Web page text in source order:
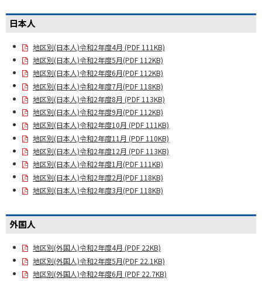
日本人
地区別(日本人)令和2年度4月 (PDF 111KB)
地区別(日本人)令和2年度5月(PDF 112KB)
地区別(日本人)令和2年度6月(PDF 112KB)
地区別(日本人)令和2年度7月(PDF 118KB)
地区別(日本人)令和2年度8月 (PDF 113KB)
地区別(日本人)令和2年度9月(PDF 112KB)
地区別(日本人)令和2年度10月 (PDF 111KB)
地区別(日本人)令和2年度11月 (PDF 110KB)
地区別(日本人)令和2年度12月 (PDF 113KB)
地区別(日本人)令和2年度1月(PDF 111KB)
地区別(日本人)令和2年度2月(PDF 118KB)
地区別(日本人)令和2年度3月(PDF 118KB)
外国人
地区別(外国人)令和2年度4月 (PDF 22KB)
地区別(外国人)令和2年度5月(PDF 22.1KB)
地区別(外国人)令和2年度6月 (PDF 22.7KB)